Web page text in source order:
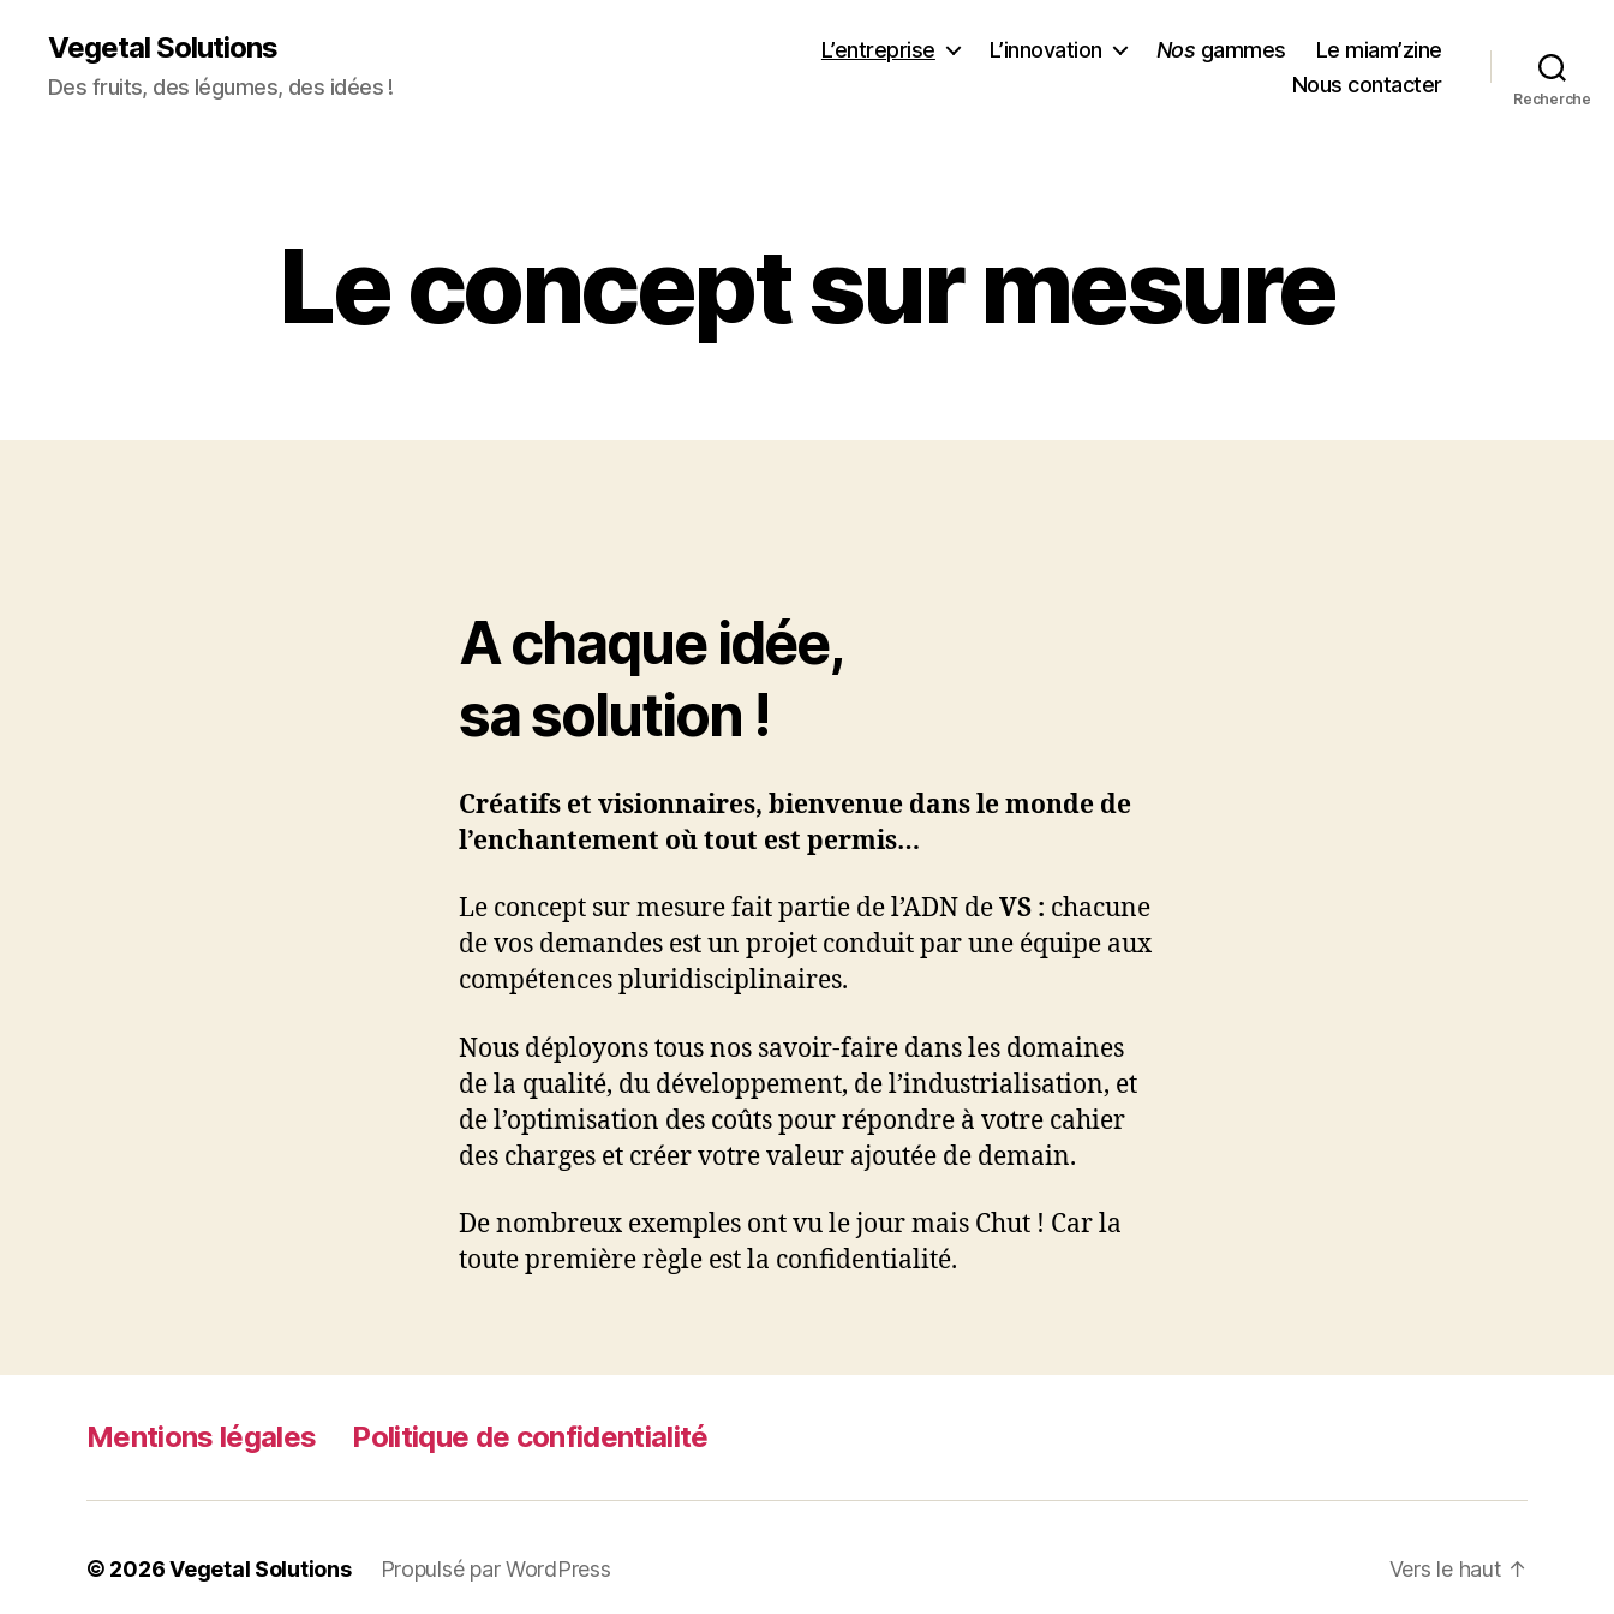
Vegetal Solutions
Des fruits, des légumes, des idées !
L’entreprise L’innovation Nos gammes
Le miam’zine
Nous contacter
Recherche
Le concept sur mesure
A chaque idée,
sa solution !
Créatifs et visionnaires, bienvenue dans le monde de
l’enchantement où tout est permis…
Le concept sur mesure fait partie de l’ADN deVS : chacune
de vos demandes est un projet conduit par une équipe aux
compétences pluridisciplinaires.
Nous déployons tous nos savoir-faire dans les domaines
de la qualité, du développement, de l’industrialisation, et
de l’optimisation des coûts pour répondre à votre cahier
des charges et créer votre valeur ajoutée de demain.
De nombreux exemples ont vu le jour mais Chut ! Car la
toute première règle est la confidentialité.
Mentions légales Politique de confidentialité
© 2026Vegetal Solutions Propulsé par WordPress Vers le haut ↑